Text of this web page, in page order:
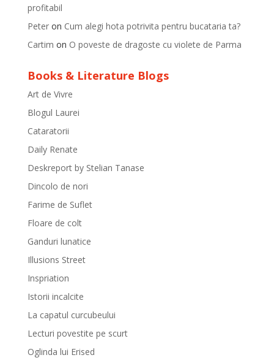
profitabil
Peteron Cum alegi hota potrivita pentru bucataria ta?
Cartim on O poveste de dragoste cu violete de Parma
Books & Literature Blogs
Art de Vivre
Blogul Laurei
Cataratorii
Daily Renate
Deskreport by Stelian Tanase
Dincolo de nori
Farime de Suflet
Floare de colt
Ganduri lunatice
Illusions Street
Inspriation
Istorii incalcite
La capatul curcubeului
Lecturi povestite pe scurt
Oglinda lui Erised